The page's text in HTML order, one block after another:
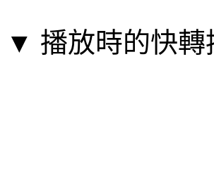
▼ 播放時的快轉